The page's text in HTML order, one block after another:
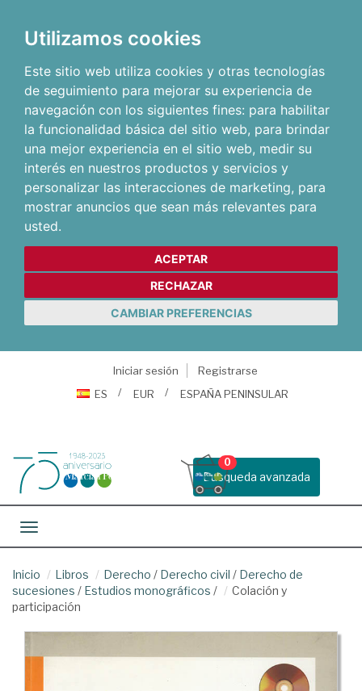
Utilizamos cookies
Este sitio web utiliza cookies y otras tecnologías
de seguimiento para mejorar su experiencia de
navegación con los siguientes fines: para habilitar
la funcionalidad básica del sitio web, para brindar
una mejor experiencia en el sitio web, medir su
interés en nuestros productos y servicios y
personalizar las interacciones de marketing, para
mostrar anuncios que sean más relevantes para
usted.
ACEPTAR
RECHAZAR
CAMBIAR PREFERENCIAS
Iniciar sesión
Registrarse
ES
EUR ESPAÑA PENINSULAR
Busqueda avanzada
0
Toggle navigation
Inicio Libros Derecho / Derecho civil / Derecho de
sucesiones / Estudios monográficos /
Colación y
participación